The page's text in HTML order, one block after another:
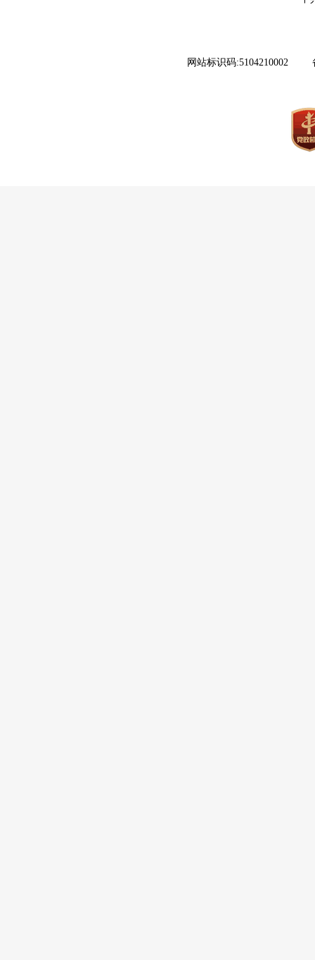
网站标识码:5104210002